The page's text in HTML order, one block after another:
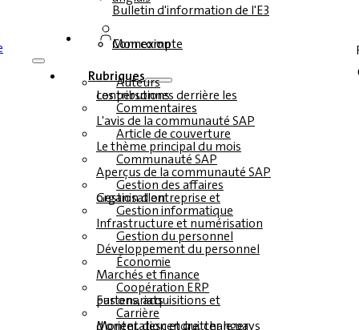
Bulletin d'information de l'E3
Connexion
Mon compte
Rubriques
Auteurs
Les personnes derrière les contributions
Commentaires
L'avis de la communauté SAP
Article de couverture
Le thème principal du mois
Communauté SAP
Aperçus de la communauté SAP
Gestion des affaires
Gestion d'entreprise et organisation
Gestion informatique
Infrastructure et numérisation
Gestion du personnel
Développement du personnel
Économie
Marchés et finance
Coopération ERP
Fusions, acquisitions et partenariats
Carrière
Monter, descendre, changer d'orientation et quitter le pays